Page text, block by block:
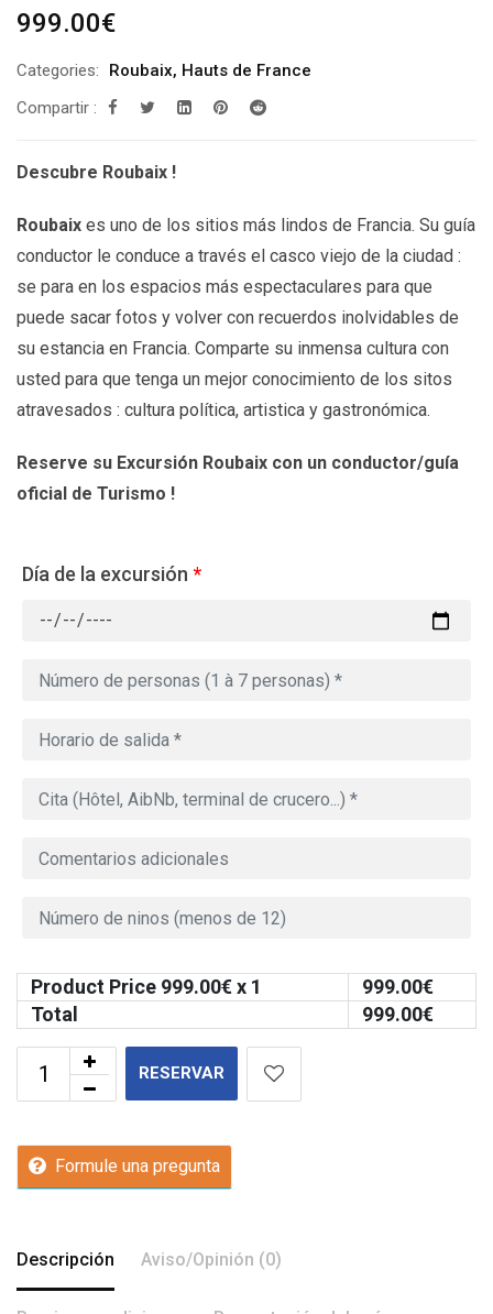
999.00€
Categories: Roubaix, Hauts de France
Compartir :
Descubre Roubaix !
Roubaix es uno de los sitios más lindos de Francia. Su guía
conductor le conduce a través el casco viejo de la ciudad :
se para en los espacios más espectaculares para que
puede sacar fotos y volver con recuerdos inolvidables de
su estancia en Francia. Comparte su inmensa cultura con
usted para que tenga un mejor conocimiento de los sitos
atravesados : cultura política, artistica y gastronómica.
Reserve su Excursión Roubaix con un conductor/guía
oficial de Turismo !
Día de la excursión *
Product Price 999.00€ x 1 999.00€
Total
999.00€
RESERVAR
Formule una pregunta
Descripción Aviso/Opinión (0)